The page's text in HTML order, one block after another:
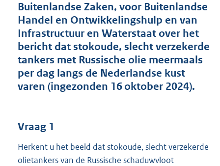
g
r
o
o
t
t
e
:
4
Buitenlandse Zaken, voor Buitenlandse
Handel en Ontwikkelingshulp en van
Infrastructuur en Waterstaat over het
bericht dat stokoude, slecht verzekerde
tankers met Russische olie meermaals
per dag langs de Nederlandse kust
varen (ingezonden 16 oktober 2024).
Vraag 1
Herkent u het beeld dat stokoude, slecht verzekerde
olietankers van de Russische schaduwvloot